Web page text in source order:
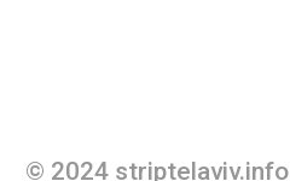
© 2024 striptelaviv.info